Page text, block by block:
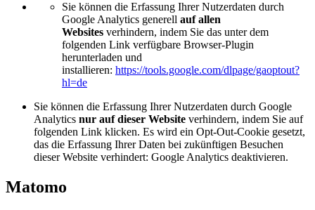
Sie können die Erfassung Ihrer Nutzerdaten durch
Google Analytics generell auf allen
Websites verhindern, indem Sie das unter dem
folgenden Link verfügbare Browser-Plugin
herunterladen und
installieren: https://tools.google.com/dlpage/gaoptout?
hl=de
Sie können die Erfassung Ihrer Nutzerdaten durch Google
Analytics nur auf dieser Website verhindern, indem Sie auf
folgenden Link klicken. Es wird ein Opt-Out-Cookie gesetzt,
das die Erfassung Ihrer Daten bei zukünftigen Besuchen
dieser Website verhindert: Google Analytics deaktivieren.
Matomo